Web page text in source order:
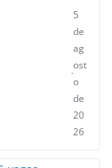
5
de
ag
ost
o
de
20
26